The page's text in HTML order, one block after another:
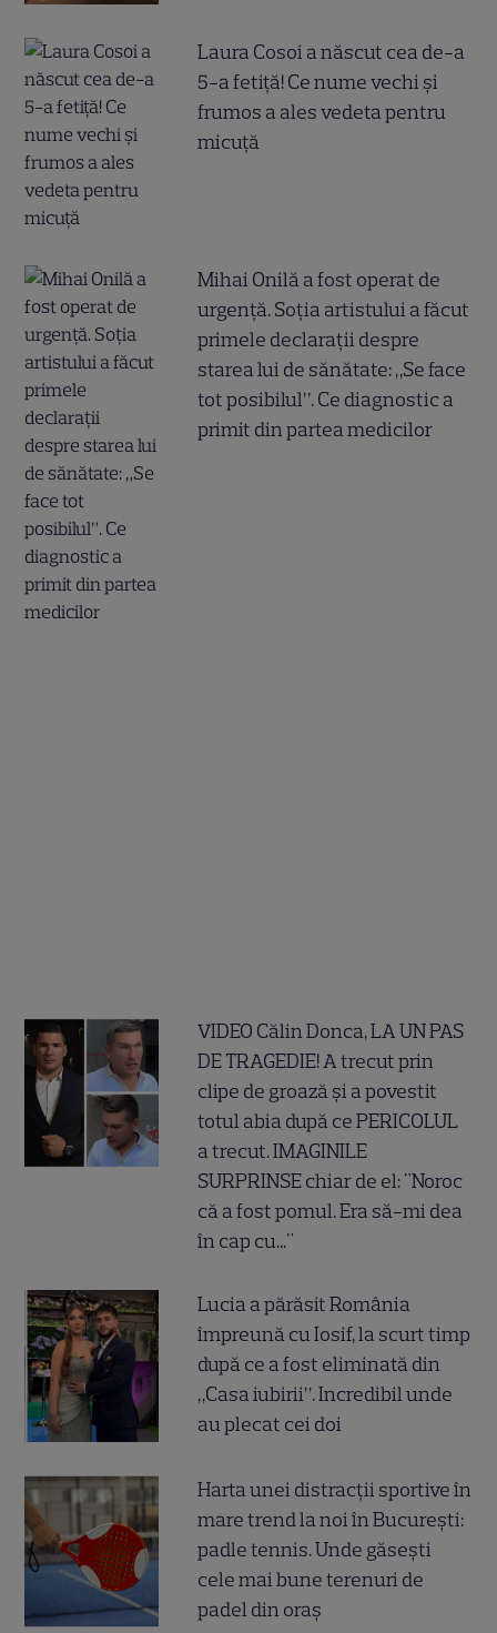
Laura Cosoi a născut cea de-a
5-a fetiță! Ce nume vechi și
frumos a ales vedeta pentru
micuță
Mihai Onilă a fost operat de
urgență. Soția artistului a făcut
primele declarații despre
starea lui de sănătate: „Se face
tot posibilul”. Ce diagnostic a
primit din partea medicilor
VIDEO Călin Donca, LA UN PAS
DE TRAGEDIE! A trecut prin
clipe de groază și a povestit
totul abia după ce PERICOLUL
a trecut. IMAGINILE
SURPRINSE chiar de el: "Noroc
că a fost pomul. Era să-mi dea
în cap cu..."
Lucia a părăsit România
împreună cu Iosif, la scurt timp
după ce a fost eliminată din
„Casa iubirii”. Incredibil unde
au plecat cei doi
Harta unei distracții sportive în
mare trend la noi în București:
padle tennis. Unde găsești
cele mai bune terenuri de
padel din oraș